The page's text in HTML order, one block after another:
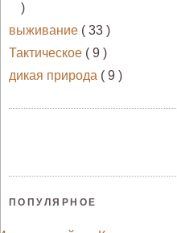
)
выживание ( 33 )
Тактическое ( 9 )
дикая природа ( 9 )
ПОПУЛЯРНОЕ